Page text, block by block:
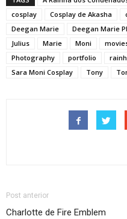
cosplay
Cosplay de Akasha
Deegan Marie
Deegan Marie
Julius
Marie Moni
Photography
portfolio
Sara Moni Cosplay
Tony
Post anterior
Charlotte de Fire Emblem